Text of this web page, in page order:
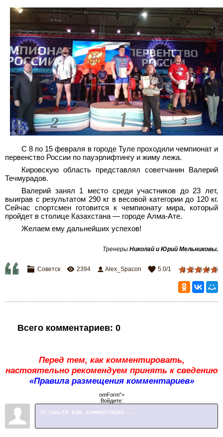
С 8 по 15 февраля в городе Туле проходили чемпионат и
первенство России по пауэрлифтингу и жиму лежа.
Кировскую область представлял советчанин Валерий
Течмурадов.
Валерий занял 1 место среди участников до 23
лет,
выиграв с результатом 290 кг в весовой категории до 120 кг.
Сейчас спортсмен готовится к чемпионату мира, который
пройдет в столице Казахстана — городе Алма-Ате.
Желаем ему дальнейших успехов!
Тренеры Николай и Юрий Мельниковы.
1 2 3 4 5
Советск 2394 Alex_Spacon 5.0/1
Всего комментариев: 0
Перед тем, как комментировать,
настоятельно рекомендуем принять к сведению
«Правила размещения комментариев»
omForm">
Войдите: